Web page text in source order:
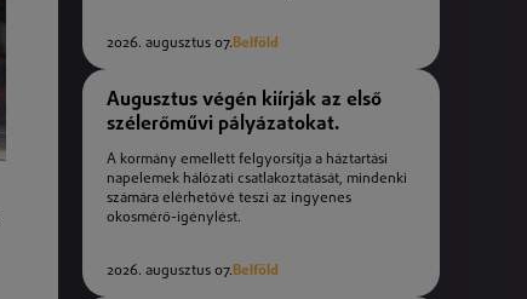
2026. augusztus 07.Belföld
Augusztus végén kiírják az első
szélerőművi pályázatokat.
A kormány emellett felgyorsítja a háztartási
napelemek hálózati csatlakoztatását, mindenki
számára elérhetővé teszi az ingyenes
okosmérő-igénylést.
2026. augusztus 07.Belföld